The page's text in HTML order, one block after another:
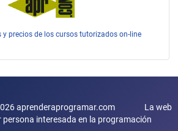
y precios de los cursos tutorizados on-line
aprenderaprogramar.com La web
persona interesada en la programación